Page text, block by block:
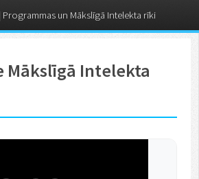
Mākslīgā Intelekta
| Programmas un Mākslīgā Intelekta rīki